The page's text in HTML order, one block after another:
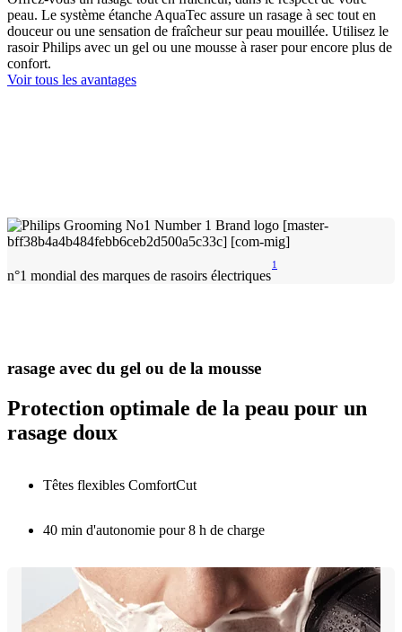
peau. Le système étanche AquaTec assure un rasage à sec tout en
douceur ou une sensation de fraîcheur sur peau mouillée. Utilisez le
rasoir Philips avec un gel ou une mousse à raser pour encore plus de
confort.
Voir tous les avantages
n°1 mondial des marques de rasoirs électriques
1
rasage avec du gel ou de la mousse
Protection optimale de la peau pour un
rasage doux
Têtes flexibles ComfortCut
40 min d'autonomie pour 8 h de charge